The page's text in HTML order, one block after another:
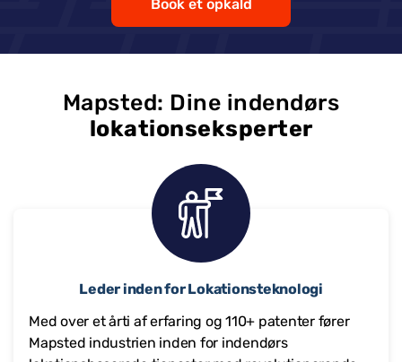
Book et opkald
Mapsted: Dine indendørs
lokationseksperter
Leder inden for Lokationsteknologi
Med over et årti af erfaring og 110+ patenter fører
Mapsted industrien inden for indendørs